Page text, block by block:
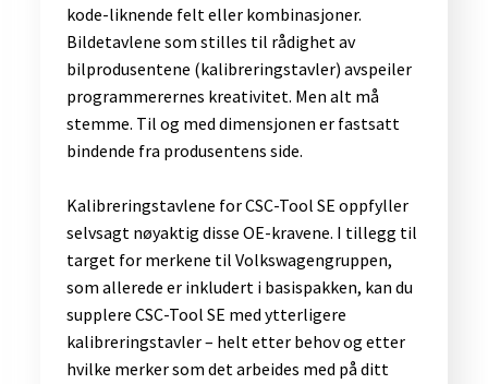
kode-liknende felt eller kombinasjoner.
Bildetavlene som stilles til rådighet av
bilprodusentene (kalibreringstavler) avspeiler
programmerernes kreativitet. Men alt må
stemme. Til og med dimensjonen er fastsatt
bindende fra produsentens side.
Kalibreringstavlene for CSC-Tool SE oppfyller
selvsagt nøyaktig disse OE-kravene. I tillegg til
target for merkene til Volkswagengruppen,
som allerede er inkludert i basispakken, kan du
supplere CSC-Tool SE med ytterligere
kalibreringstavler – helt etter behov og etter
hvilke merker som det arbeides med på ditt